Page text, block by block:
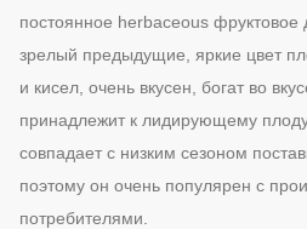
постоянное herbaceous фруктовое
зрелый предыдущие, яркие цвет
и кисел, очень вкусен, богат во
принадлежит к лидирующему
совпадает с низким сезоном
поэтому он очень популярен с
потребителями.